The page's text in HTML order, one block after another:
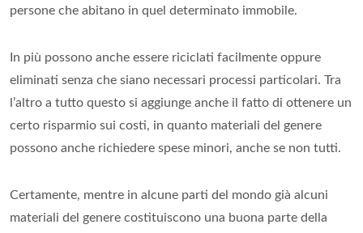
persone che abitano in quel determinato immobile.
In più possono anche essere riciclati facilmente oppure
eliminati senza che siano necessari processi particolari. Tra
l’altro a tutto questo si aggiunge anche il fatto di ottenere un
certo risparmio sui costi, in quanto materiali del genere
possono anche richiedere spese minori, anche se non tutti.
Certamente, mentre in alcune parti del mondo già alcuni
materiali del genere costituiscono una buona parte della